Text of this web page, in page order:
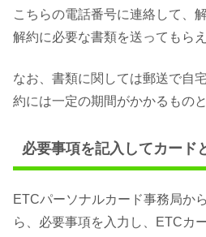
こちらの電話番号に連絡して、
解約に必要な書類を送ってもらえ
なお、書類に関しては郵送で自
約には一定の期間がかかるもの
必要事項を記入してカード
ETCパーソナルカード事務局か
ら、必要事項を入力し、ETCカ